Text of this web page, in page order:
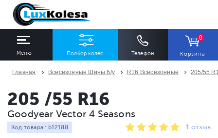
Меню Подбор колес Телефон
0
Корзина
Ширина
Все
Профиль
Все
Главная Всесезонные Шины б/у R16 Всесезонные 205/55
205 /55 R16
Goodyear Vector 4 Seasons
Код товара : b12188 1 отзыв